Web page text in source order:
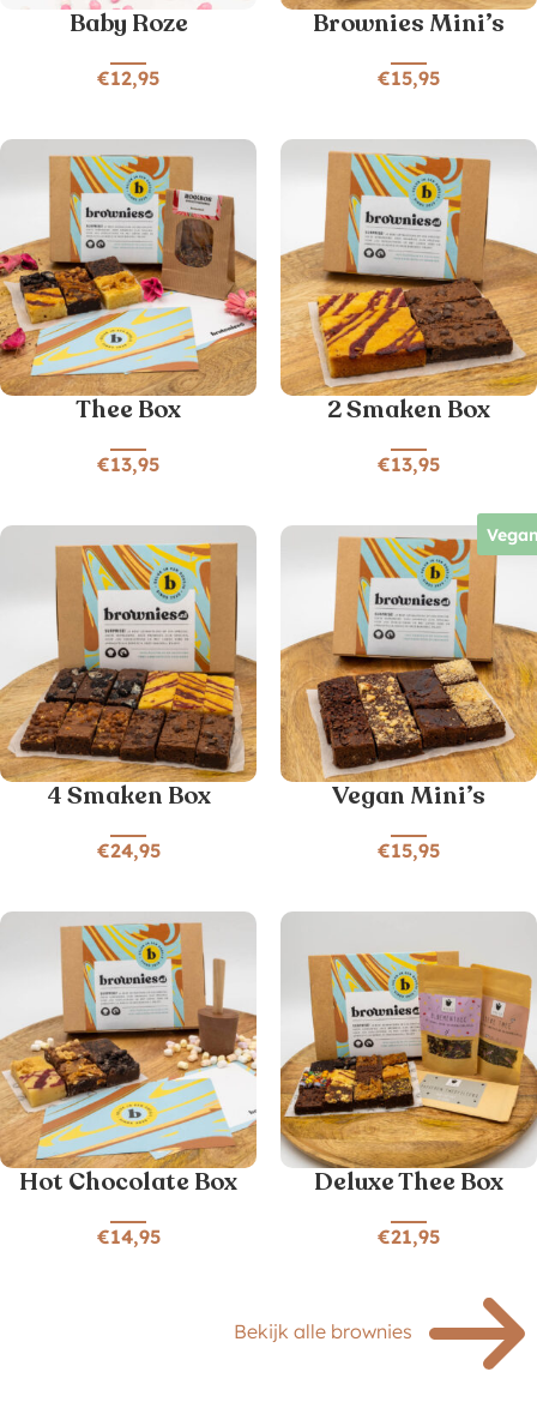
Baby Roze
€12,95
Brownies Mini’s
€15,95
Thee Box
€13,95
2 Smaken Box
€13,95
4 Smaken Box
€24,95
Vegan Mini’s
€15,95
Hot Chocolate Box
€14,95
Deluxe Thee Box
€21,95
Bekijk alle brownies